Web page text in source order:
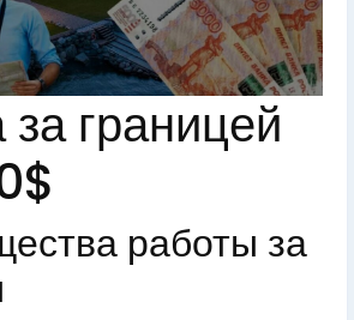
границей
работы за